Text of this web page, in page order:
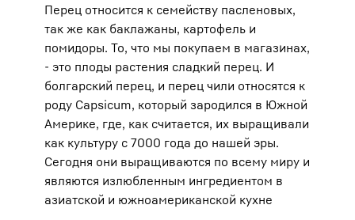
Перец относится к семейству пасленовых,
так же как баклажаны, картофель и
помидоры. То, что мы покупаем в магазинах,
- это плоды растения сладкий перец. И
болгарский перец, и перец чили относятся к
роду Capsicum, который зародился в Южной
Америке, где, как считается, их выращивали
как культуру с 7000 года до нашей эры.
Сегодня они выращиваются по всему миру и
являются излюбленным ингредиентом в
азиатской и южноамериканской кухне